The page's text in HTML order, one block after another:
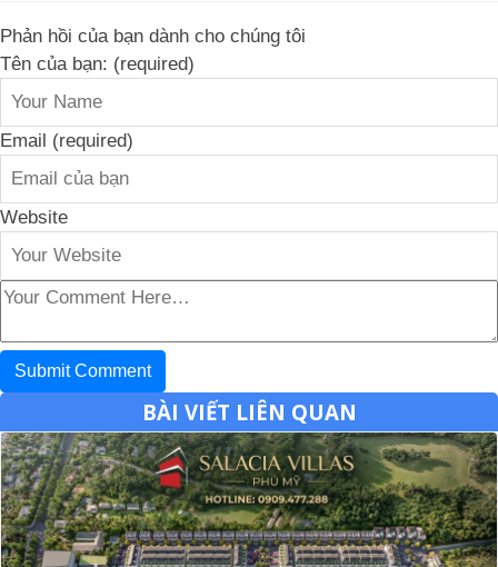
Phản hồi của bạn dành cho chúng tôi
Tên của bạn: (required)
Email (required)
Website
BÀI VIẾT LIÊN QUAN